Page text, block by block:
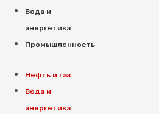
Вода и
энергетика
Промышленность
Нефть и газ
Вода и
энергетика